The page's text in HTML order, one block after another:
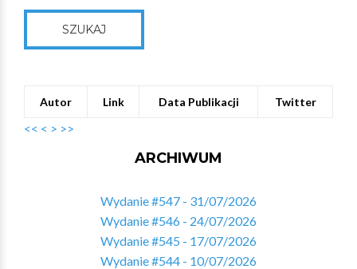
SZUKAJ
Autor Link Data Publikacji Twitter
<< < > >>
ARCHIWUM
Wydanie #547 - 31/07/2026
Wydanie #546 - 24/07/2026
Wydanie #545 - 17/07/2026
Wydanie #544 - 10/07/2026